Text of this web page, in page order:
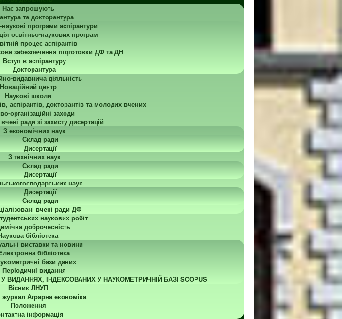
Нас запрошують
та докторантура
програми аспірантури
освітньо-наукових програм
процес аспірантів
забезпечення підготовки ДФ та ДН
Вступ в аспірантуру
Докторантура
видавнича діяльність
Новаційний центр
Наукові школи
аспірантів, докторантів та молодих вчених
організаційні заходи
ради зі захисту дисертацій
З економічних наук
Склад ради
Дисертації
З технічних наук
Склад ради
Дисертації
наук
Дисертації
Склад ради
вчені ради ДФ
наукових робіт
доброчесність
бібліотека
виставки та новини
бібліотека
бази даних
Періодичні видання
ВИДАННЯХ, ІНДЕКСОВАНИХ У НАУКОМЕТРИЧНІЙ БАЗІ SCOPUS
Вісник ЛНУП
Аграрна економіка
Положення
інформація